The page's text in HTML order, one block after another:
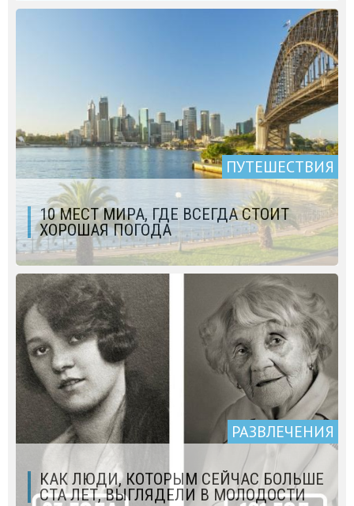
ПУТЕШЕСТВИЯ
10 МЕСТ МИРА, ГДЕ ВСЕГДА СТОИТ
ХОРОШАЯ ПОГОДА
РАЗВЛЕЧЕНИЯ
КАК ЛЮДИ, КОТОРЫМ СЕЙЧАС БОЛЬШЕ
СТА ЛЕТ, ВЫГЛЯДЕЛИ В МОЛОДОСТИ